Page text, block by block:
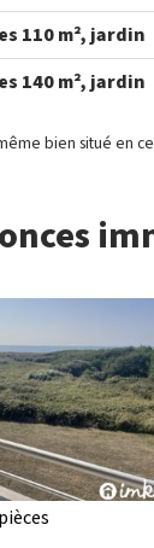
110 m², jardin
140 m², jardin
bien situé en